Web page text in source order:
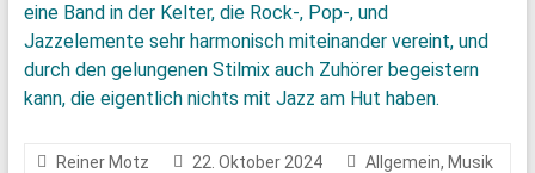
eine Band in der Kelter, die Rock-, Pop-, und
Jazzelemente sehr harmonisch miteinander vereint, und
durch den gelungenen Stilmix auch Zuhörer begeistern
kann, die eigentlich nichts mit Jazz am Hut haben.
Reiner Motz 22. Oktober 2024 Allgemein, Musik